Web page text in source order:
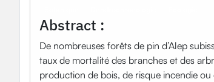
Abstract :
De nombreuses forêts de pin d’Alep
taux de mortalité des branches et des
production de bois, de risque incendie